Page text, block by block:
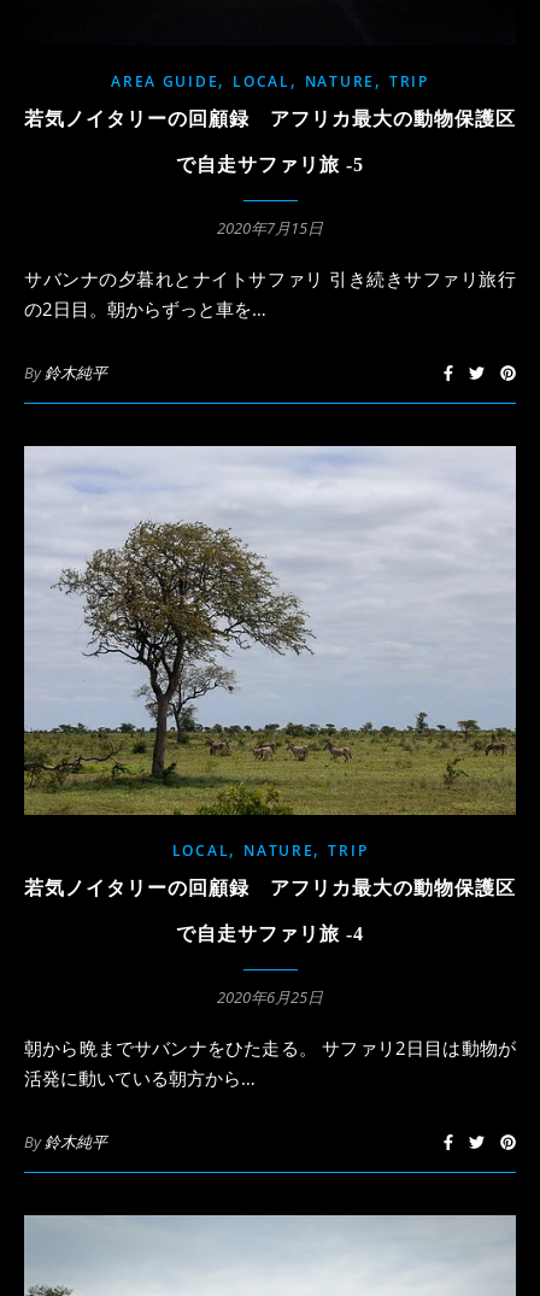
AREA GUIDE, LOCAL, NATURE , TRIP
若気ノイタリーの回顧録 アフリカ最大の動物保護区
で自走サファリ旅 -5
2020年7月15日
サバンナの夕暮れとナイトサファリ 引き続きサファリ旅行
の2日目。朝からずっと車を…
By鈴木純平
LOCAL, NATURE,TRIP
若気ノイタリーの回顧録 アフリカ最大の動物保護区
で自走サファリ旅 -4
2020年6月25日
朝から晩までサバンナをひた走る。 サファリ2日目は動物が
活発に動いている朝方から…
By鈴木純平